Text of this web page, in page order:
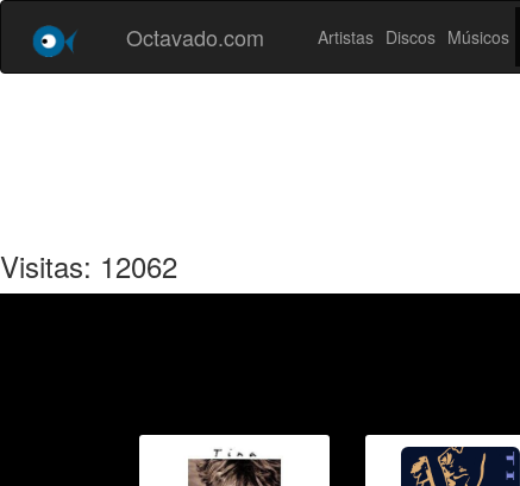
Octavado.com Artistas Discos Músicos
Visitas: 12062